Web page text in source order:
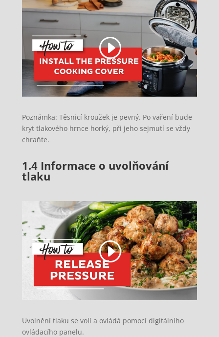
Poznámka: Těsnicí kroužek je pevný. Po vaření bude
kryt tlakového hrnce horký, při jeho sejmutí se vždy
chraňte.
1.4 Informace o uvolňování
tlaku
Uvolnění tlaku se volí a ovládá pomocí digitálního
ovládacího panelu.